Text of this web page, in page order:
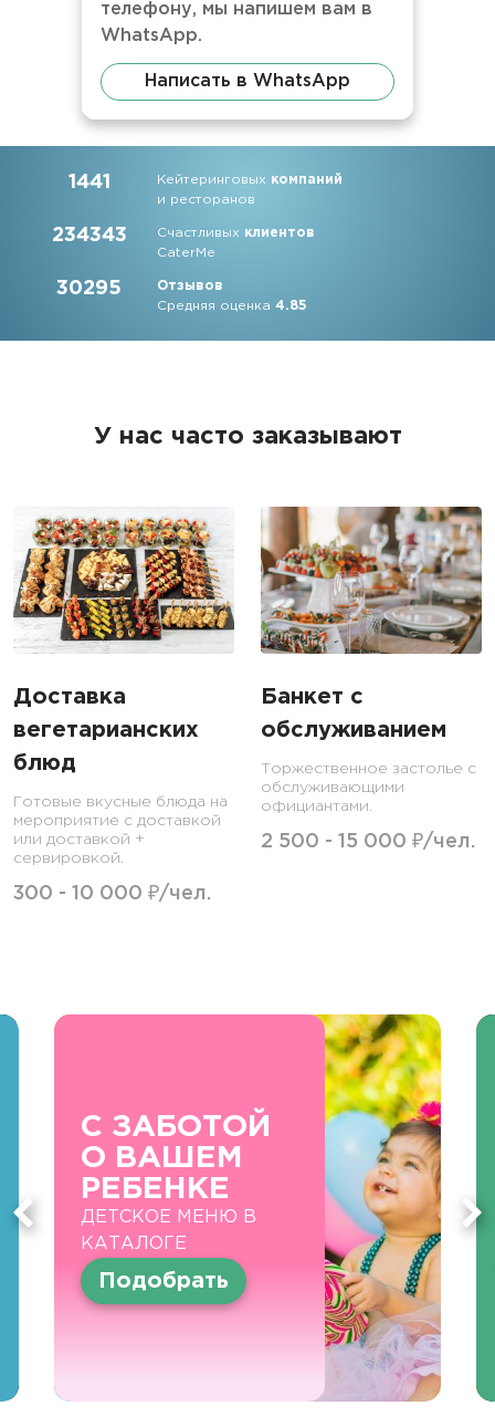
телефону, мы напишем вам в
WhatsApp.
Написать в WhatsApp
1441 Кейтеринговых компаний
и ресторанов
234343 Счастливых клиентов
CaterMe
30295
Отзывов
Средняя оценка4.85
У нас часто заказывают
Доставка
вегетарианских
блюд
Готовые вкусные блюда на
мероприятие с доставкой
или доставкой +
сервировкой.
300 - 10 000 ₽/чел.
Банкет с
обслуживанием
Торжественное застолье с
обслуживающими
официантами.
2 500 - 15 000 ₽/чел.
С ЗАБОТОЙ
О ВАШЕМ
РЕБЕНКЕ
ДЕТСКОЕ МЕНЮ В
КАТАЛОГЕ
Подобрать